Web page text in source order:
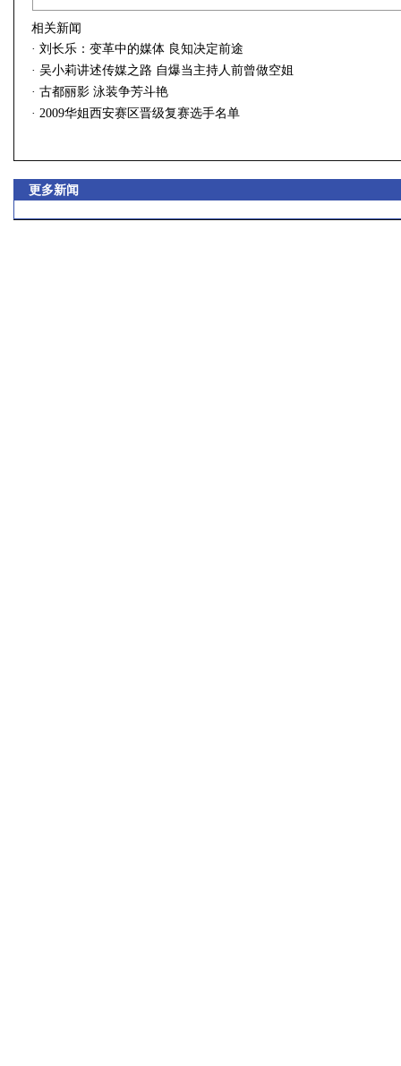
相关新闻
· 刘长乐：变革中的媒体 良知决定前途
· 吴小莉讲述传媒之路 自爆当主持人前曾做空姐
· 古都丽影 泳装争芳斗艳
· 2009华姐西安赛区晋级复赛选手名单
更多新闻